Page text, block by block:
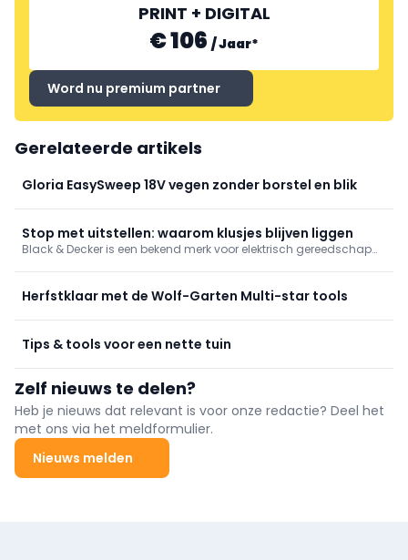
PRINT + DIGITAL
€ 106 /Jaar*
Word nu premium partner
Gerelateerde artikels
Gloria EasySweep 18V vegen zonder borstel en blik
Stop met uitstellen: waarom klusjes blijven liggen
Black & Decker is een bekend merk voor elektrisch gereedschap
producten voor zowel professioneel gebruik als voor thuisgebruik.
keukenapparatuur, Black & Decker biedt kwaliteit en
betrouwbaarheid. Op de website vind je ook handige tips en
handleidingen om het maximale uit je apparaten te halen. Met
Black & Decker haal je het beste in huis voor al jouw klus- en
schoonmaakwerkzaamheden.
Herfstklaar met de Wolf-Garten Multi-star tools
Tips & tools voor een nette tuin
Zelf nieuws te delen?
Heb je nieuws dat relevant is voor onze redactie? Deel het
met ons via het meldformulier.
Nieuws melden